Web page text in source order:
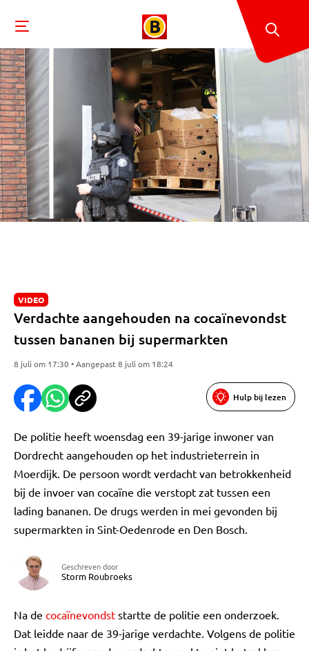
VIDEO
Verdachte aangehouden na cocaïnevondst
tussen bananen bij supermarkten
8 juli om 17:30 • Aangepast 8 juli om 18:24
Hulp bij lezen
De politie heeft woensdag een 39-jarige inwoner van
Dordrecht aangehouden op het industrieterrein in
Moerdijk. De persoon wordt verdacht van betrokkenheid
bij de invoer van cocaïne die verstopt zat tussen een
lading bananen. De drugs werden in mei gevonden bij
supermarkten in Sint-Oedenrode en Den Bosch.
Geschreven door
Storm Roubroeks
Na de cocaïnevondst startte de politie een onderzoek.
Dat leidde naar de 39-jarige verdachte. Volgens de politie